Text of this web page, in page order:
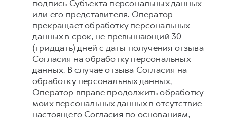
подпись Субъекта персональных данных
или его представителя. Оператор
прекращает обработку персональных
данных в срок, не превышающий 30
(тридцать) дней с даты получения отзыва
Согласия на обработку персональных
данных. В случае отзыва Согласия на
обработку персональных данных,
Оператор вправе продолжить обработку
моих персональных данных в отсутствие
настоящего Согласия по основаниям,